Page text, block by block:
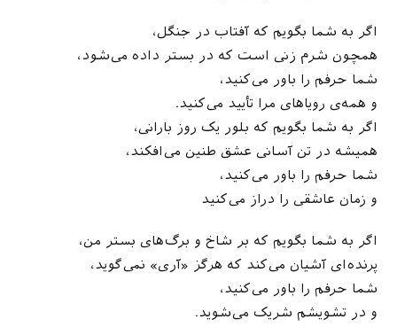
اگر به شما بگویم که آفتاب در جنگل،
همچون شرم زنی است که در بستر داده می‌شود،
شما حرفم را باور می‌کنید،
و همه‌ی رویا‌های مرا تأیید می‌کنید.
اگر به شما بگویم که بلور یک روز بارانی،
همیشه در تن آسانی عشق طنین می‌افکند،
شما حرفم را باور می‌کنید،
و زمان عاشقی را دراز می‌کنید
اگر به شما بگویم که بر شاخ و برگ‌های بستر من،
پرنده‌ای آشیان می‌کند که هرگز «آری» نمی‌گوید،
شما حرفم را باور می‌کنید،
و در تشویشم شریک می‌شوید.